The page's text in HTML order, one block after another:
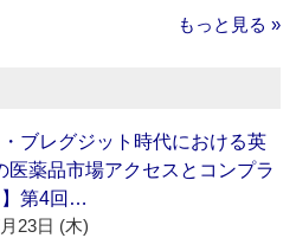
もっと見る »
・ブレグジット時代における英
医薬品市場アクセスとコンプラ
】第4回…
23日 (木)